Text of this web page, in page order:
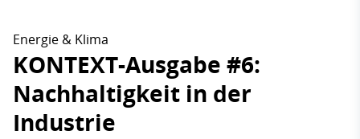
Energie & Klima
KONTEXT-Ausgabe #6:
Nachhaltigkeit in der
Industrie